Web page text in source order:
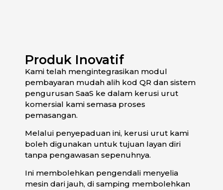
Produk Inovatif
Kami telah mengintegrasikan modul
pembayaran mudah alih kod QR dan sistem
pengurusan SaaS ke dalam kerusi urut
komersial kami semasa proses
pemasangan.
Melalui penyepaduan ini, kerusi urut kami
boleh digunakan untuk tujuan layan diri
tanpa pengawasan sepenuhnya.
Ini membolehkan pengendali menyelia
mesin dari jauh, di samping membolehkan